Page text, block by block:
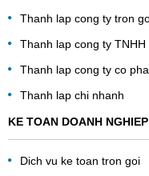
Thanh lap cong ty tron
Thanh lap cong ty TNHH
Thanh lap cong ty co
Thanh lap chi nhanh
KE TOAN DOANH NGHIEP
Dich vu ke toan tron goi